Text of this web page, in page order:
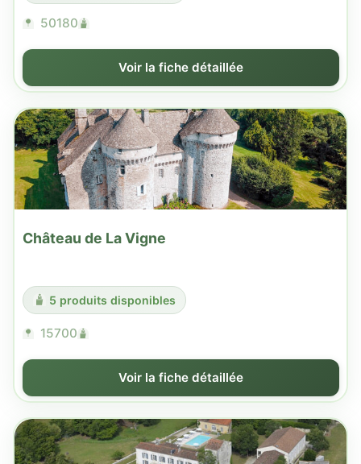
50180
Voir la fiche détaillée
Château de La Vigne
5 produits disponibles
15700
Voir la fiche détaillée